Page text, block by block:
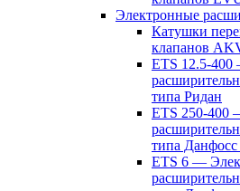
Электронные
Катушки
клапанов
ETS 12.5-
типа Ридан
ETS 250-400
типа Данфосс
ETS 6 —